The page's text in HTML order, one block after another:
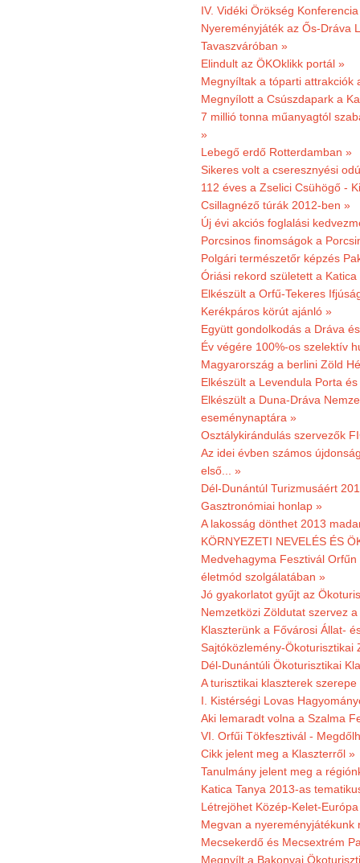
IV. Vidéki Örökség
Nyereményjáték az Ős-Dráva
Tavaszváróban »
Elindult az ÖKOklikk portál »
Megnyíltak a tóparti attrakciók
Megnyílott a Csúszdapark a
7 millió tonna műanyagtól
»
Lebegő erdő Rotterdamban »
Sikeres volt a cseresznyési
112 éves a Zselici Csühögő -
Csillagnéző túrák 2012-ben »
Új évi akciós foglalási
Porcsinos finomságok a
Polgári természetőr képzés
Óriási rekord született a Katica
Elkészült a Orfű-Tekeres
Kerékpáros körút ajánló »
Együtt gondolkodás a Dráva
Év végére 100%-os szelektív
Magyarország a berlini Zöld
Elkészült a Levendula Porta
Elkészült a Duna-Dráva
eseménynaptára »
Osztálykirándulás szervezők
Az idei évben számos
első... »
Dél-Dunántúl Turizmusáért
Gasztronómiai honlap »
A lakosság dönthet 2013
KÖRNYEZETI NEVELÉS ÉS
Medvehagyma Fesztivál
életmód szolgálatában »
Jó gyakorlatot gyűjt az
Nemzetközi Zöldutat szervez
Klaszterünk a Fővárosi Állat-
Sajtóközlemény-Ökoturisztikai
Dél-Dunántúli Ökoturisztikai
A turisztikai klaszterek
I. Kistérségi Lovas
Aki lemaradt volna a Szalma
VI. Orfűi Tökfesztivál -
Cikk jelent meg a Klaszterről »
Tanulmány jelent meg a
Katica Tanya 2013-as
Létrejöhet Közép-Kelet-
Megvan a nyereményjátékunk
Mecsekerdő és Mecsextrém
Megnyílt a Bakonyai